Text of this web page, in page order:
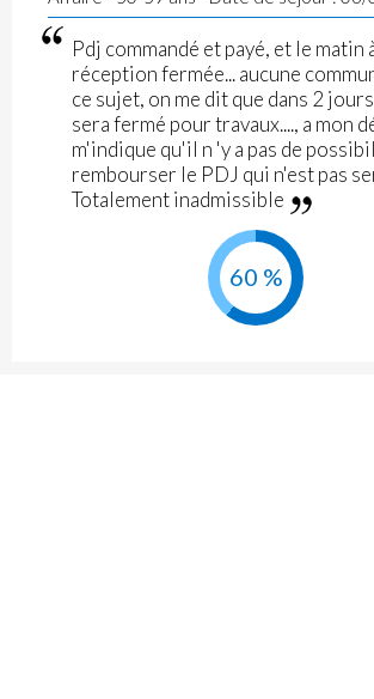
Pdj commandé et payé, et le matin
réception fermée... aucune
ce sujet, on me dit que dans 2
sera fermé pour travaux...., a mon
m'indique qu'il n 'y a pas de
rembourser le PDJ qui n'est pas
Totalement inadmissible
60 %